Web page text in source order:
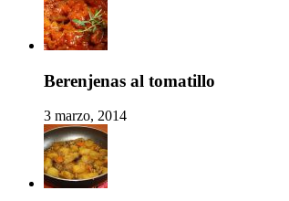
Berenjenas al tomatillo
3 marzo, 2014